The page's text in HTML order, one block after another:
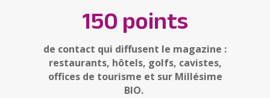
150 points
de contact qui diffusent le magazine :
restaurants, hôtels, golfs, cavistes,
offices de tourisme et sur Millésime
BIO.